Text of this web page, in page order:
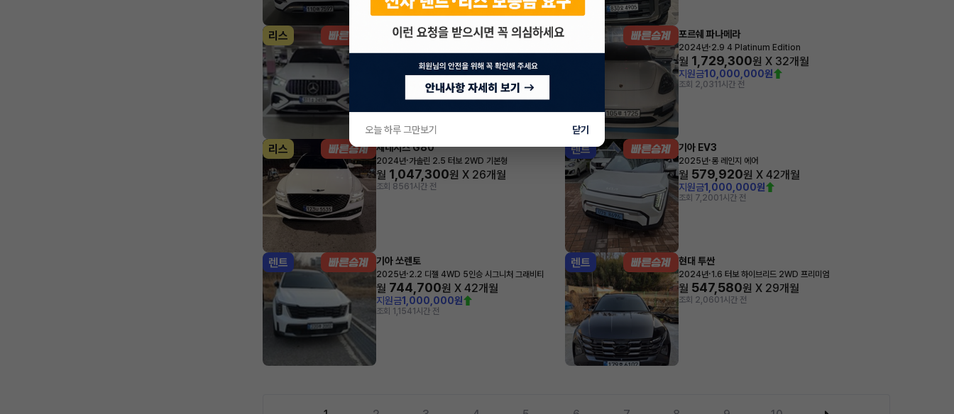
리스 벤츠 GLE클래스
2,219,100원 X 34개월
10,000,000원
1시간 전
포르쉐 파나메라
2024년·2.9 4 Platinum Edition
월 1,729,300원 X 32개월
지원금10,000,000원
조회 2,031 1시간 전
리스 제네시스 G80
2024년·가솔린 2.5 터보 2WD 기본형
월 1,047,300원 X 26개월
조회 8561시간 전
렌트 기아 EV3
2025년·롱 레인지 에어
월 579,920원 X 42개월
지원금1,000,000원
조회 7,2001시간 전
렌트 기아 쏘렌토
2025년·2.2 디젤 4WD 5인승 시그니처 그래비티
월 744,700원 X 42개월
지원금1,000,000원
조회 1,1541시간 전
렌트 현대 투싼
2024년·1.6 터보 하이브리드 2WD 프리미엄
월 547,580원 X 29개월
조회 2,0601시간 전
오늘 하루 그만보기 닫기